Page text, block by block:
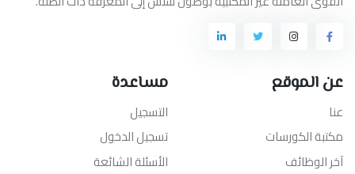
عن الموقع
عنا
مكتبة الكورسات
آخر الوظائف
مساعدة
التسجيل
تسجيل الدخول
الأسئلة الشائعة